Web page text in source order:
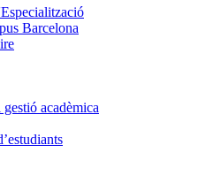
Barcelona
acadèmica